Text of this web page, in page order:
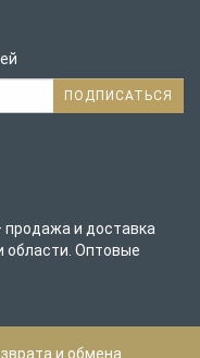
ПОДПИСАТЬСЯ
продажа и доставка
области. Оптовые
и обмена